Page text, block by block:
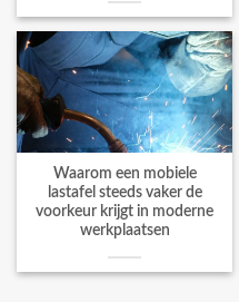
Waarom een mobiele
lastafel steeds vaker de
voorkeur krijgt in moderne
werkplaatsen